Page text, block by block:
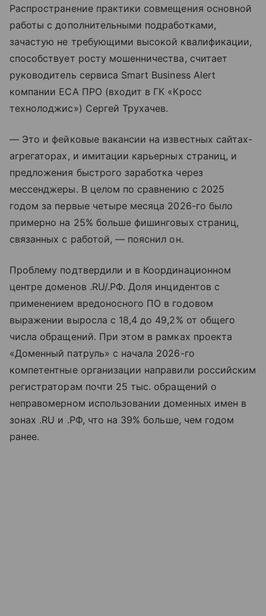
Распространение практики совмещения основной
работы с дополнительными подработками,
зачастую не требующими высокой квалификации,
способствует росту мошенничества, считает
руководитель сервиса Smart Business Alert
компании ЕСА ПРО (входит в ГК «Кросс
технолоджис») Сергей Трухачев.
— Это и фейковые вакансии на известных сайтах-
агрегаторах, и имитации карьерных страниц, и
предложения быстрого заработка через
мессенджеры. В целом по сравнению с 2025
годом за первые четыре месяца 2026-го было
примерно на 25% больше фишинговых страниц,
связанных с работой, — пояснил он.
Проблему подтвердили и в Координационном
центре доменов .RU/.РФ. Доля инцидентов с
применением вредоносного ПО в годовом
выражении выросла с 18,4 до 49,2% от общего
числа обращений. При этом в рамках проекта
«Доменный патруль» с начала 2026-го
компетентные организации направили российским
регистраторам почти 25 тыс. обращений о
неправомерном использовании доменных имен в
зонах .RU и .РФ, что на 39% больше, чем годом
ранее.